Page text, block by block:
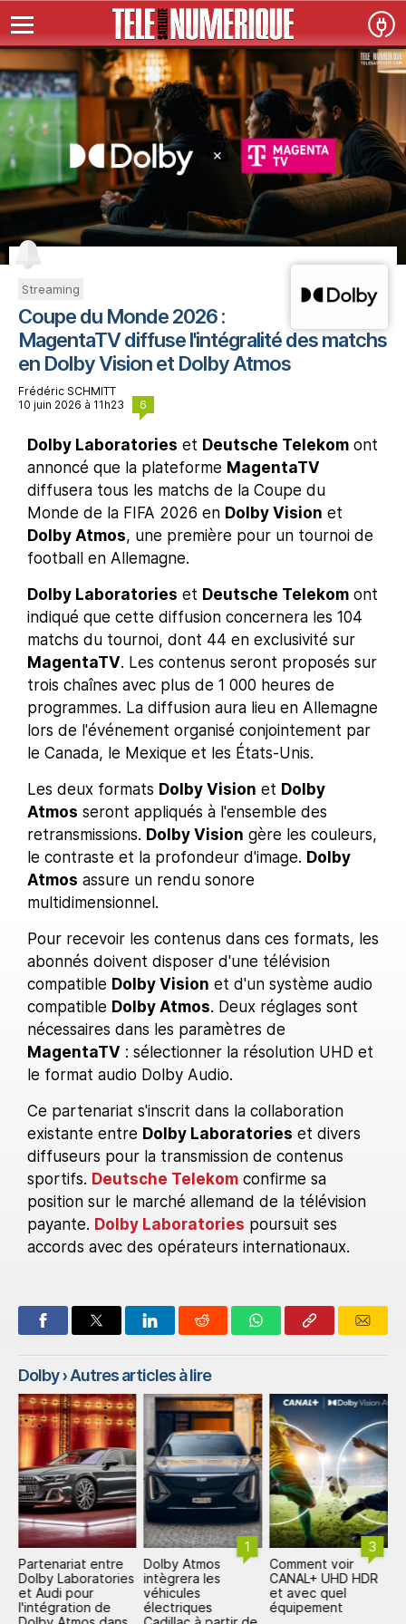
Streaming
Coupe du Monde 2026 :
MagentaTV diffuse l'intégralité des matchs
en Dolby Vision et Dolby Atmos
Frédéric SCHMITT
10 juin 2026 à 11h23
6
Dolby Laboratories et Deutsche Telekom ont
annoncé que la plateforme MagentaTV
diffusera tous les matchs de la Coupe du
Monde de la FIFA 2026 en Dolby Vision et
Dolby Atmos, une première pour un tournoi de
football en Allemagne.
Dolby Laboratories et Deutsche Telekom ont
indiqué que cette diffusion concernera les 104
matchs du tournoi, dont 44 en exclusivité sur
MagentaTV. Les contenus seront proposés sur
trois chaînes avec plus de 1 000 heures de
programmes. La diffusion aura lieu en Allemagne
lors de l'événement organisé conjointement par
le Canada, le Mexique et les États-Unis.
Les deux formats Dolby Vision et Dolby
Atmos seront appliqués à l'ensemble des
retransmissions. Dolby Vision gère les couleurs,
le contraste et la profondeur d'image. Dolby
Atmos assure un rendu sonore
multidimensionnel.
Pour recevoir les contenus dans ces formats, les
abonnés doivent disposer d'une télévision
compatible Dolby Vision et d'un système audio
compatible Dolby Atmos. Deux réglages sont
nécessaires dans les paramètres de
MagentaTV : sélectionner la résolution UHD et
le format audio Dolby Audio.
Ce partenariat s'inscrit dans la collaboration
existante entre Dolby Laboratories et divers
diffuseurs pour la transmission de contenus
sportifs. Deutsche Telekom confirme sa
position sur le marché allemand de la télévision
payante. Dolby Laboratories poursuit ses
accords avec des opérateurs internationaux.
Dolby› Autres articles à lire
Partenariat entre
Dolby Laboratories
et Audi pour
l'intégration de
1
Dolby Atmos
intègrera les
véhicules
électriques
3
Comment voir
CANAL+ UHD HDR
et avec quel
équipement